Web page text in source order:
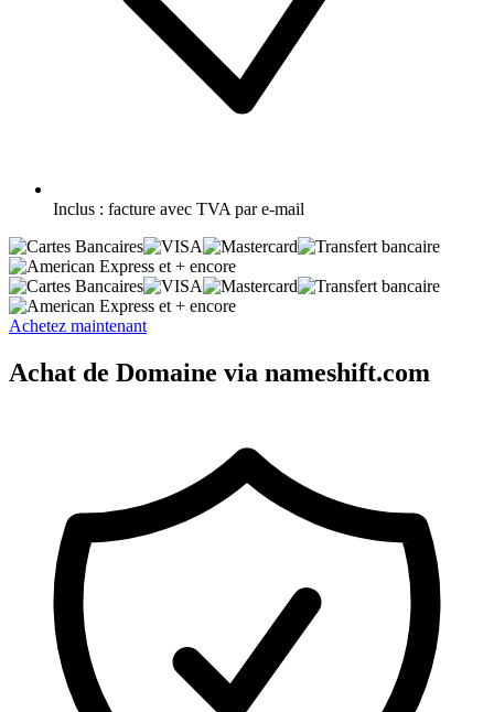
Inclus : facture avec TVA par e-mail
et + encore
et + encore
Achetez maintenant
Achat de Domaine via nameshift.com